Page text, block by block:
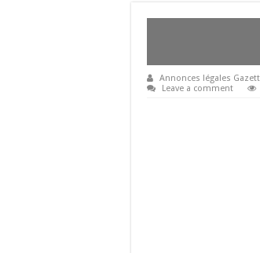
Annonces légales
Leave a comment